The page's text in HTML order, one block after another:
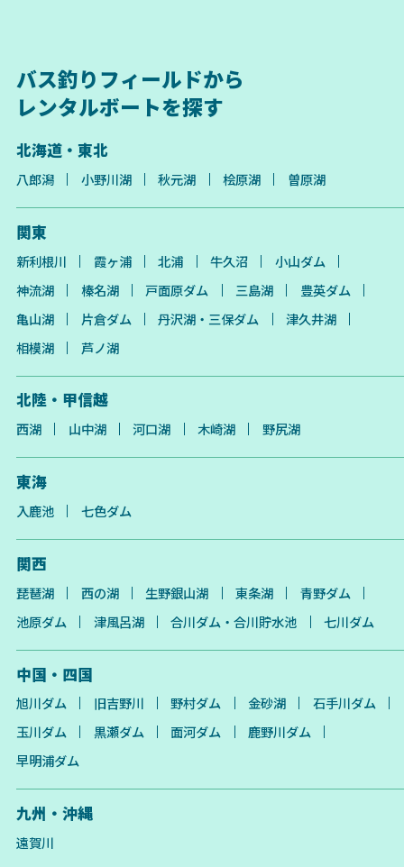
バス釣りフィールドから
レンタルボートを探す
北海道・東北
八郎潟 小野川湖 秋元湖 桧原湖 曽原湖
関東
新利根川 霞ヶ浦 北浦 牛久沼
小山ダム
神流湖
榛名湖 戸面原ダム 三島湖
豊英ダム
亀山湖
片倉ダム 丹沢湖・三保ダム
津久井湖
相模湖
芦ノ湖
北陸・甲信越
西湖 山中湖 河口湖 木崎湖 野尻湖
東海
入鹿池 七色ダム
関西
琵琶湖 西の湖 生野銀山湖 東条湖
青野ダム
池原ダム
津風呂湖 合川ダム・合川貯水池 七川ダム
中国・四国
旭川ダム 旧吉野川 野村ダム 金砂湖
石手川ダム
玉川ダム
黒瀬ダム 面河ダム
鹿野川ダム
早明浦ダム
九州・沖縄
遠賀川